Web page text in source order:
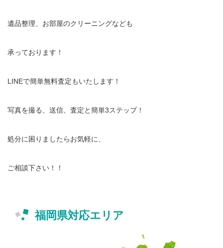
遺品整理、お部屋のクリーニングなども
承っております！
LINEで簡単無料査定もいたします！
写真を撮る、送信、査定と簡単3ステップ！
処分に困りましたらお気軽に、
ご相談下さい！！
福岡県対応エリア